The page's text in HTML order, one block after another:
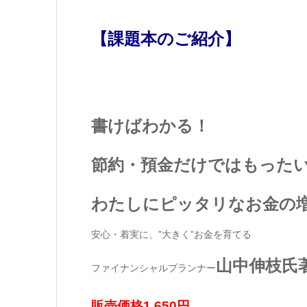
【課題本のご紹介】
書けばわかる！
節約・預金だけではもった
わたしにピッタリなお金の
安心・着実に、”大きく”お金を育てる
ファイナンシャルプランナー山中伸枝氏